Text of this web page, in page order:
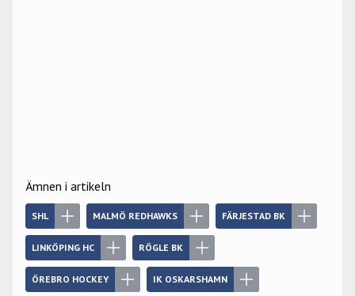
Ämnen i artikeln
SHL MALMÖ REDHAWKS FÄRJESTAD BK
LINKÖPING HC RÖGLE BK
ÖREBRO HOCKEY IK OSKARSHAMN